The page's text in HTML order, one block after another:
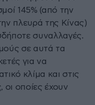
145% (από την
πλευρά της Κίνας)
συναλλαγές.
σε αυτά τα
για να
κλίμα και στις
οι οποίες έχουν